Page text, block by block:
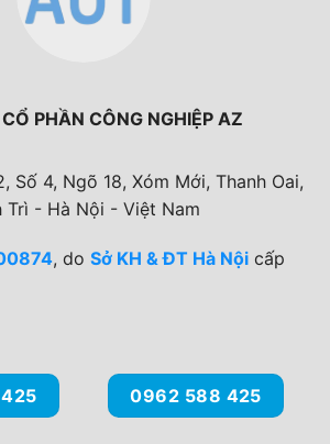
PHẦN CÔNG NGHIỆP AZ
Số 4, Ngõ 18, Xóm Mới, Thanh Oai,
Trì - Hà Nội - Việt Nam
, do Sở KH & ĐT Hà Nộicấp
0962 588 425